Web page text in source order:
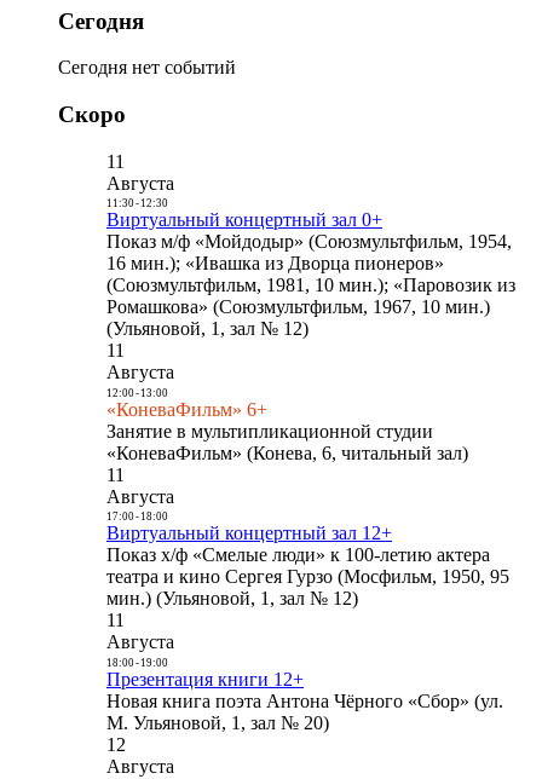
Сегодня
Сегодня нет событий
Скоро
11
Августа
11:30- 12:30
Виртуальный концертный зал 0+
Показ м/ф «Мойдодыр» (Союзмультфильм, 1954,
16 мин.); «Ивашка из Дворца пионеров»
(Союзмультфильм, 1981, 10 мин.); «Паровозик из
Ромашкова» (Союзмультфильм, 1967, 10 мин.)
(Ульяновой, 1, зал № 12)
11
Августа
12:00- 13:00
«КоневаФильм» 6+
Занятие в мультипликационной студии
«КоневаФильм» (Конева, 6, читальный зал)
11
Августа
17:00- 18:00
Виртуальный концертный зал 12+
Показ х/ф «Смелые люди» к 100-летию актера
театра и кино Сергея Гурзо (Мосфильм, 1950, 95
мин.) (Ульяновой, 1, зал № 12)
11
Августа
18:00- 19:00
Презентация книги 12+
Новая книга поэта Антона Чёрного «Сбор» (ул.
М. Ульяновой, 1, зал № 20)
12
Августа